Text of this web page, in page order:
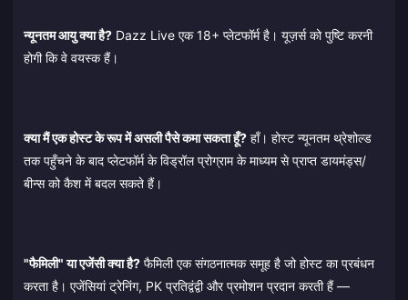
न्यूनतम आयु क्या है? Dazz Live एक 18+ प्लेटफॉर्म है। यूज़र्स को पुष्टि करनी
होगी कि वे वयस्क हैं।
क्या मैं एक होस्ट के रूप में असली पैसे कमा सकता हूँ? हाँ। होस्ट न्यूनतम थ्रेशोल्ड
तक पहुँचने के बाद प्लेटफॉर्म के विड्रॉल प्रोग्राम के माध्यम से प्राप्त डायमंड्स/
बीन्स को कैश में बदल सकते हैं।
"फैमिली" या एजेंसी क्या है? फैमिली एक संगठनात्मक समूह है जो होस्ट का प्रबंधन
करता है। एजेंसियां ट्रेनिंग, PK प्रतिद्वंद्वी और प्रमोशन प्रदान करती हैं —